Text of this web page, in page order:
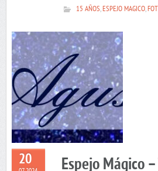
15 AÑOS,ESPEJO MAGICO,
20 Espejo Mágico